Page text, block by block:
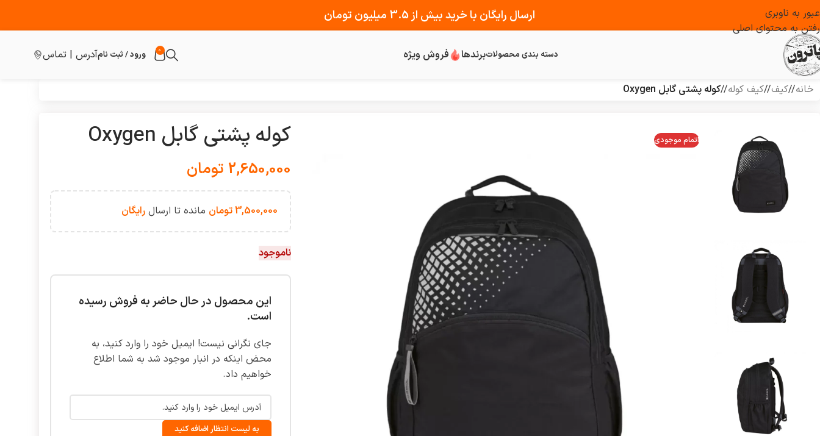
عبور به ناوبری
رفتن به محتوای اصلی
ارسال رایگان با خرید بیش از 3.5 میلیون تومان
دسته بندی محصولاتبرندها فروش ویژه 0 ورود / ثبت نامآدرس | تماس
خانه/ کیف/ کیف کوله/ کوله پشتی گابل Oxygen
اتمام موجودی کوله پشتی گابل Oxygen
2,650,000 تومان
3,500,000تومان مانده تا ارسالرایگان
ناموجود
این محصول در حال حاضر به فروش رسیده
است.
جای نگرانی نیست! ایمیل خود را وارد کنید، به
محض اینکه در انبار موجود شد به شما اطلاع
خواهیم داد.
به لیست انتظار اضافه کنید